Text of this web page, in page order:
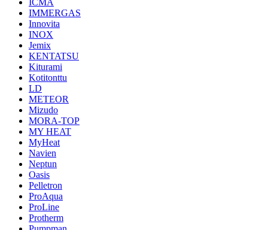
ICMA
IMMERGAS
Innovita
INOX
Jemix
KENTATSU
Kiturami
Kotitonttu
LD
METEOR
Mizudo
MORA-TOP
MY HEAT
MyHeat
Navien
Neptun
Oasis
Pelletron
ProAqua
ProLine
Protherm